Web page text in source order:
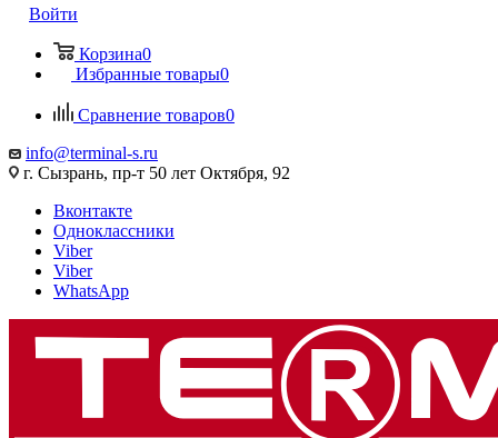
Войти
Корзина0
Избранные товары0
Сравнение товаров0
info@terminal-s.ru
г. Сызрань, пр-т 50 лет Октября, 92
Вконтакте
Одноклассники
Viber
Viber
WhatsApp